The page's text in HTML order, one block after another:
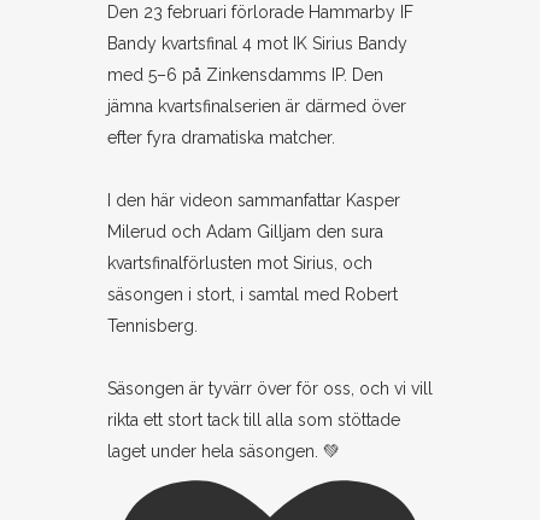
Den 23 februari förlorade Hammarby IF
Bandy kvartsfinal 4 mot IK Sirius Bandy
med 5–6 på Zinkensdamms IP. Den
jämna kvartsfinalserien är därmed över
efter fyra dramatiska matcher.
I den här videon sammanfattar Kasper
Milerud och Adam Gilljam den sura
kvartsfinalförlusten mot Sirius, och
säsongen i stort, i samtal med Robert
Tennisberg.
Säsongen är tyvärr över för oss, och vi vill
rikta ett stort tack till alla som stöttade
laget under hela säsongen. 💚